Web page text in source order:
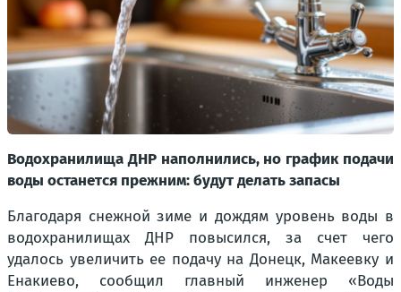
Водохранилища ДНР наполнились, но график подачи
воды останется прежним: будут делать запасы
Благодаря снежной зиме и дождям уровень воды в
водохранилищах ДНР повысился, за счет чего
удалось увеличить ее подачу на Донецк, Макеевку и
Енакиево, сообщил главный инженер «Воды